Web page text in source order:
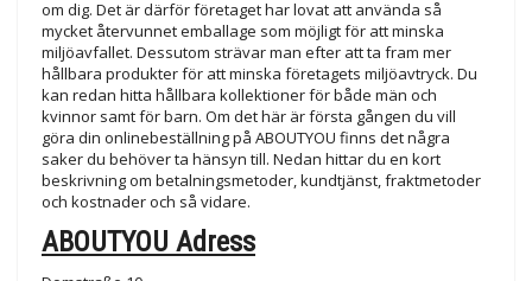
om dig. Det är därför företaget har lovat att använda så
mycket återvunnet emballage som möjligt för att minska
miljöavfallet. Dessutom strävar man efter att ta fram mer
hållbara produkter för att minska företagets miljöavtryck. Du
kan redan hitta hållbara kollektioner för både män och
kvinnor samt för barn. Om det här är första gången du vill
göra din onlinebeställning på ABOUTYOU finns det några
saker du behöver ta hänsyn till. Nedan hittar du en kort
beskrivning om betalningsmetoder, kundtjänst, fraktmetoder
och kostnader och så vidare.
ABOUTYOU Adress